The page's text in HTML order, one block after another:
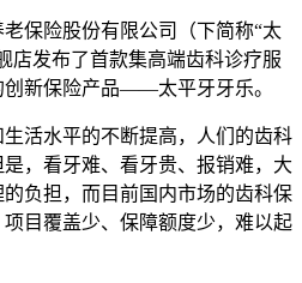
保险股份有限公司（下简称“太
店发布了首款集高端齿科诊疗服
新保险产品——太平牙牙乐。
活水平的不断提高，人们的齿科
，看牙难、看牙贵、报销难，大
负担，而目前国内市场的齿科保
目覆盖少、保障额度少，难以起